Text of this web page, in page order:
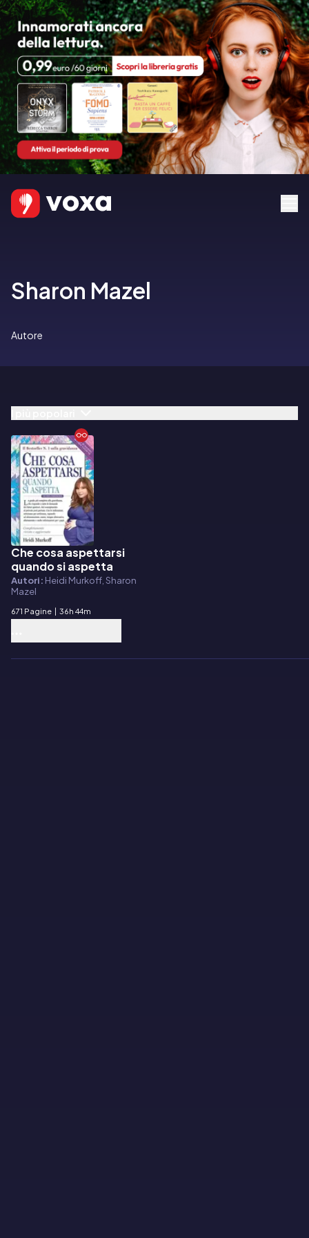
Sharon Mazel
Autore
E-book
Che cosa aspettarsi
quando si aspetta
Autori: Heidi Murkoff, Sharon
Mazel
671 Pagine | 36h 44m